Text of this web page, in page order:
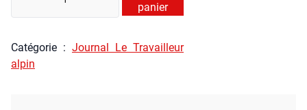
té
Le
Tra­
panier
Caté­go­rie : Jour­nal Le Tra­vailleur
alpin